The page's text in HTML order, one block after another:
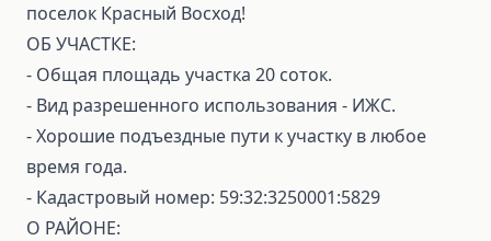
поселок Красный Восход!
ОБ УЧАСТКЕ:
- Общая площадь участка 20 соток.
- Вид разрешенного использования - ИЖС.
- Хорошие подъездные пути к участку в любое
время года.
- Кадастровый номер: 59:32:3250001:5829
О РАЙОНЕ: